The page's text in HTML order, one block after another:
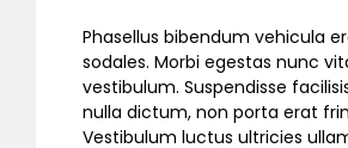
Phasellus bibendum vehicula
sodales. Morbi egestas nunc
vestibulum. Suspendisse
nulla dictum, non porta erat
Vestibulum luctus ultricies